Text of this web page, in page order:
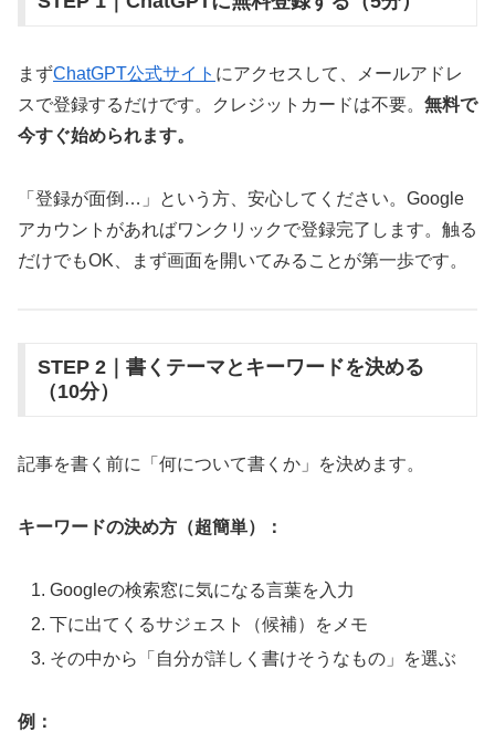
まずChatGPT公式サイト にアクセスして、メールアドレ
スで登録するだけです。クレジットカードは不要。 無料で
今すぐ始められます。
「登録が面倒…」という方、安心してください。Google
アカウントがあればワンクリックで登録完了します。触る
だけでもOK、まず画面を開いてみることが第一歩です。
STEP 2｜書くテーマとキーワードを決める
（10分）
記事を書く前に「何について書くか」を決めます。
キーワードの決め方（超簡単）：
Googleの検索窓に気になる言葉を入力
下に出てくるサジェスト（候補）をメモ
その中から「自分が詳しく書けそうなもの」を選ぶ
例：